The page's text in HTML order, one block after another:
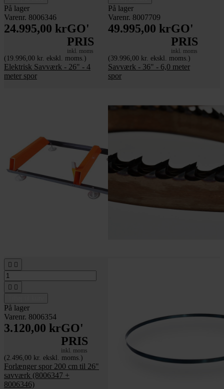
På lager
Varenr. 8006346
24.995,00 krGO'
PRIS
inkl. moms
(19.996,00 kr. ekskl. moms.)
Elektrisk Savværk - 26" - 4
meter spor
På lager
Varenr. 8007709
49.995,00 krGO'
PRIS
inkl. moms
(39.996,00 kr. ekskl. moms.)
Savværk - 36" - 6,0 meter
spor
 
 
På lager
Varenr. 8006354
3.120,00 krGO'
PRIS
inkl. moms
(2.496,00 kr. ekskl. moms.)
Forlænger spor 200 cm til 26"
savværk (8006347 +
8006346)